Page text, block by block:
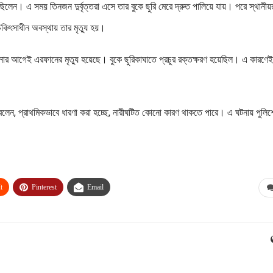
এ সময় তিনজন দুর্বৃত্তরা এসে তার বুকে ছুরি মেরে দ্রুত পালিয়ে যায়। পরে
অবস্থায় তার মৃত্যু হয়।
আগেই এরফানের মৃত্যু হয়েছে। বুকে ছুরিকাঘাতে প্রচুর রক্তক্ষরণ হয়েছিল। এ
প্রাথমিকভাবে ধারণা করা হচ্ছে, নারীঘটিত কোনো কারণ থাকতে পারে। এ ঘটনায়
Pinterest Email